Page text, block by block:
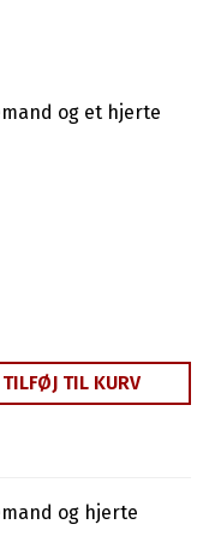
og et hjerte
TILFØJ TIL KURV
og hjerte